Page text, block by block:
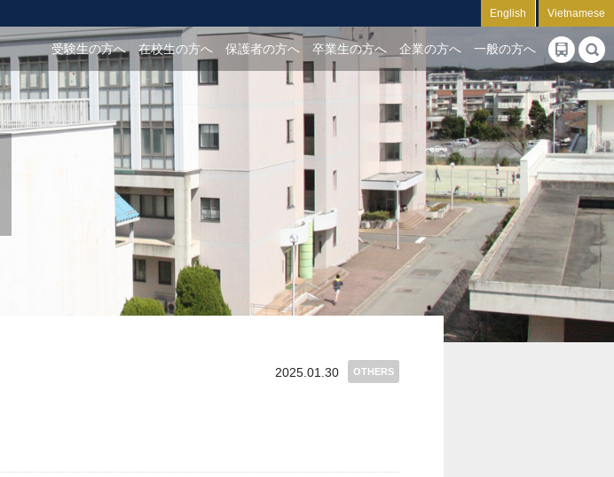
English Vietnamese
受験生の方へ 在校生の方へ 保護者の方へ 卒業生の方へ 企業の方へ 一般の方へ
OTHERS
2025.01.30